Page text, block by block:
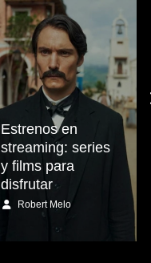
Estrenos en
streaming: series
y films para
disfrutar
Robert Melo